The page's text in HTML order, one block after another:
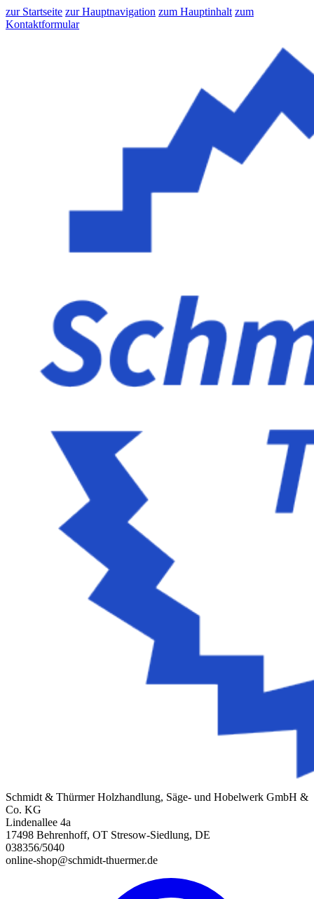
zur Startseite zur Hauptnavigation zum Hauptinhalt zum
Kontaktformular
Schmidt & Thürmer Holzhandlung, Säge- und Hobelwerk GmbH &
Co. KG
Lindenallee 4a
17498 Behrenhoff, OT Stresow-Siedlung, DE
038356/5040
online-shop@schmidt-thuermer.de